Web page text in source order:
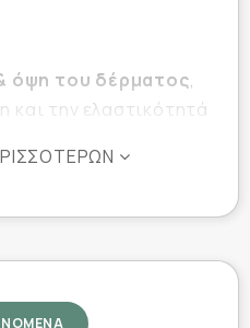
όψη του δέρματος,
την ελαστικότητά
: καταπολεμά